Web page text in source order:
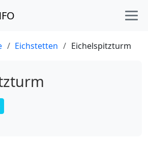
Eichstetten Eichelspitzturm